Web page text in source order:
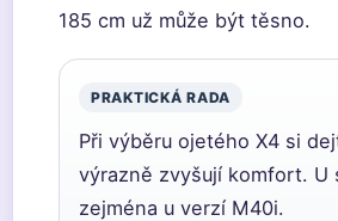
185 cm už může být těsno.
PRAKTICKÁ RADA
Při výběru ojetého X4 si
výrazně zvyšují komfort. U
zejména u verzí M40i.